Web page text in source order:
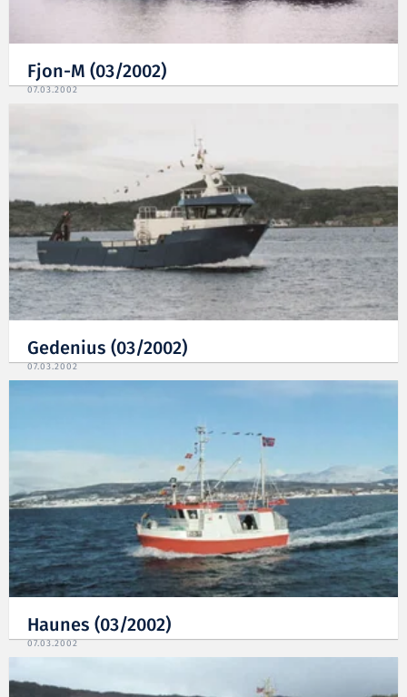
Fjon-M (03/2002)
07.03.2002
Gedenius (03/2002)
07.03.2002
Haunes (03/2002)
07.03.2002